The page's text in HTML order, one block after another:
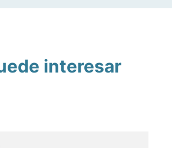
interesar